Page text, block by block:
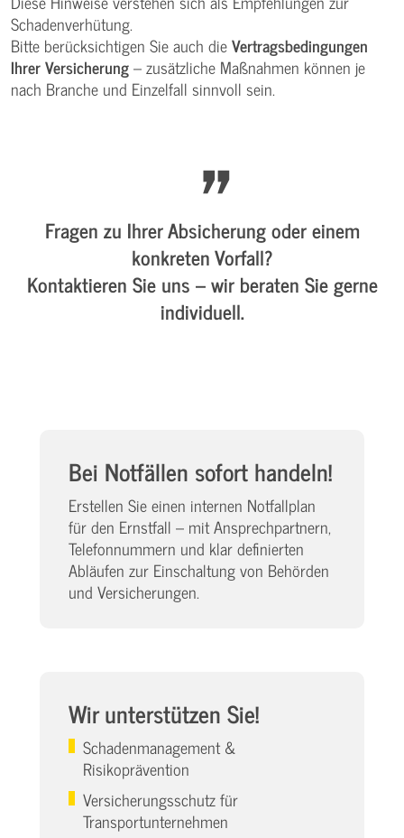
Schadenverhütung.
Bitte berücksichtigen Sie auch dieVertragsbedingungen
Ihrer Versicherung– zusätzliche Maßnahmen können je
nach Branche und Einzelfall sinnvoll sein.
Fragen zu Ihrer Absicherung oder einem
konkreten Vorfall?
Kontaktieren Sie uns – wir beraten Sie gerne
individuell.
Bei Notfällen sofort handeln!
Erstellen Sie einen internen Notfallplan
für den Ernstfall – mit Ansprechpartnern,
Telefonnummern und klar definierten
Abläufen zur Einschaltung von Behörden
und Versicherungen.
Wir unterstützen Sie!
Schadenmanagement &
Risikoprävention
Versicherungsschutz für
Transportunternehmen